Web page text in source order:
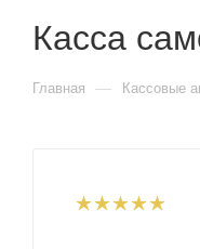
Касса
Главная — Кассовые